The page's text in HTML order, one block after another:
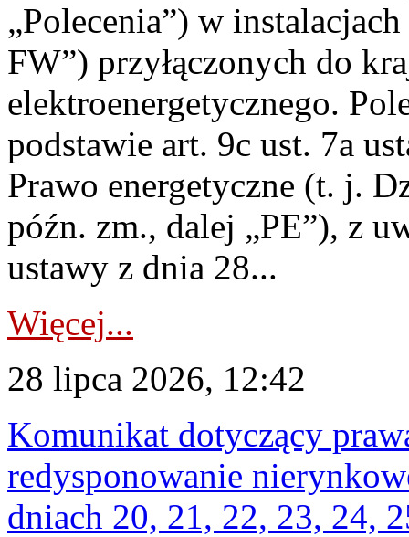
„Polecenia”) w
FW”) przyłączonych do
elektroenergetycznego.
podstawie art. 9c ust. 7a
Prawo energetyczne (t. j.
późn. zm., dalej „PE”), z
ustawy z dnia 28...
Więcej...
28 lipca 2026, 12:42
Komunikat dotyczący
redysponowanie
dniach 20, 21, 22, 23, 24,